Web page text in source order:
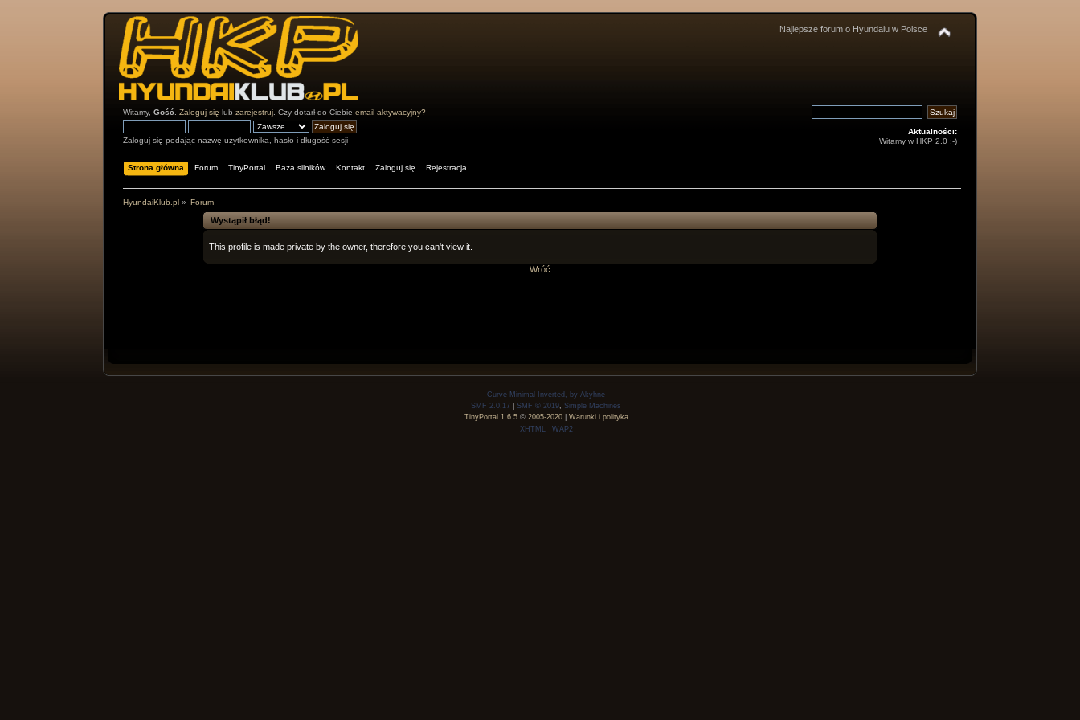
Najlepsze forum o Hyundaiu w Polsce
Witamy, Gość Zaloguj się lub zarejestruj. Czy dotarł do Ciebie email aktywacyjny?
Zaloguj się podając nazwę użytkownika, hasło i długość sesji
Aktualności:
Witamy w HKP 2.0 :-)
Strona główna Forum TinyPortal Baza silników Kontakt Zaloguj się Rejestracja
HyundaiKlub.pl » Forum
Wystąpił błąd!
This profile is made private by the owner, therefore you can't view it.
Wróć
Curve Minimal Inverted, by Akyhne
SMF 2.0.17
SMF © 2019, Simple Machines
TinyPortal 1.6.5© 2005-2020| Warunki i polityka
XHTML
WAP2